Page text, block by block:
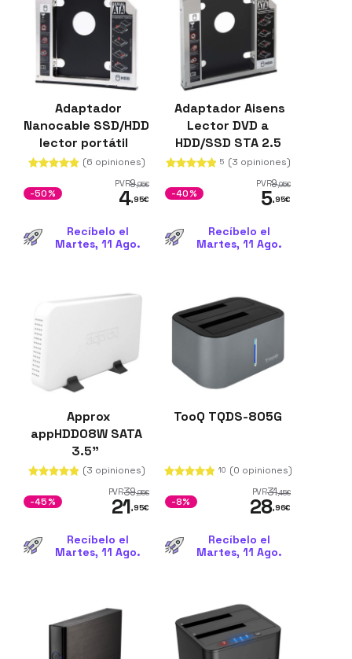
Adaptador
Nanocable SSD/HDD
lector portátil
(6 opiniones)
PVR9,95€
4,95€
-50%
Recíbelo el
Martes, 11 Ago.
Adaptador Aisens
Lector DVD a
HDD/SSD STA 2.5
12.75mm
5 (3 opiniones)
PVR9,95€
5,95€
-40%
Recíbelo el
Martes, 11 Ago.
Approx
appHDD08W SATA
3.5"
(3 opiniones)
PVR39,95€
21,95€
-45%
Recíbelo el
Martes, 11 Ago.
TooQ TQDS-805G
10 (0 opiniones)
PVR31,45€
28,96€
-8%
Recíbelo el
Martes, 11 Ago.